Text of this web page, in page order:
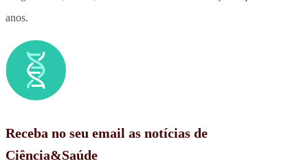
anos.
Receba no seu email as notícias de
Ciência&Saúde